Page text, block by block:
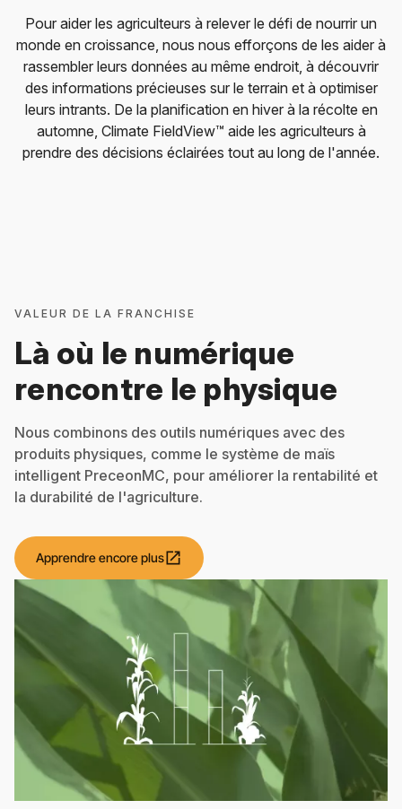
Pour aider les agriculteurs à relever le défi de nourrir un
monde en croissance, nous nous efforçons de les aider à
rassembler leurs données au même endroit, à découvrir
des informations précieuses sur le terrain et à optimiser
leurs intrants. De la planification en hiver à la récolte en
automne, Climate FieldView™ aide les agriculteurs à
prendre des décisions éclairées tout au long de l'année.
VALEUR DE LA FRANCHISE
Là où le numérique
rencontre le physique
Nous combinons des outils numériques avec des
produits physiques, comme le système de maïs
intelligent PreceonMC, pour améliorer la rentabilité et
la durabilité de l'agriculture.
Apprendre encore plusopen_in_new